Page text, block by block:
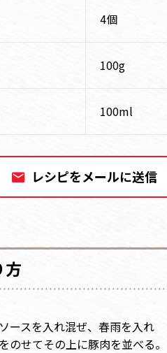
4個
100g
100ml
レシピをメールに送信
方
ースを入れ混ぜ、春雨を入れ
のせてその上に豚肉を並べる。